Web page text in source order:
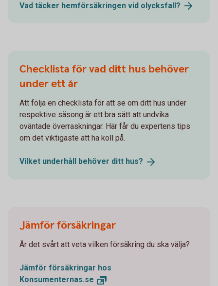
Vad täcker hemförsäkringen vid olycksfall?
Checklista för vad ditt hus behöver
under ett år
Att följa en checklista för att se om ditt hus under
respektive säsong är ett bra sätt att undvika
oväntade överraskningar. Här får du expertens tips
om det viktigaste att ha koll på.
Vilket underhåll behöver ditt hus?
Jämför försäkringar
Är det svårt att veta vilken försäkring du ska välja?
Jämför försäkringar hos
Konsumenternas.se